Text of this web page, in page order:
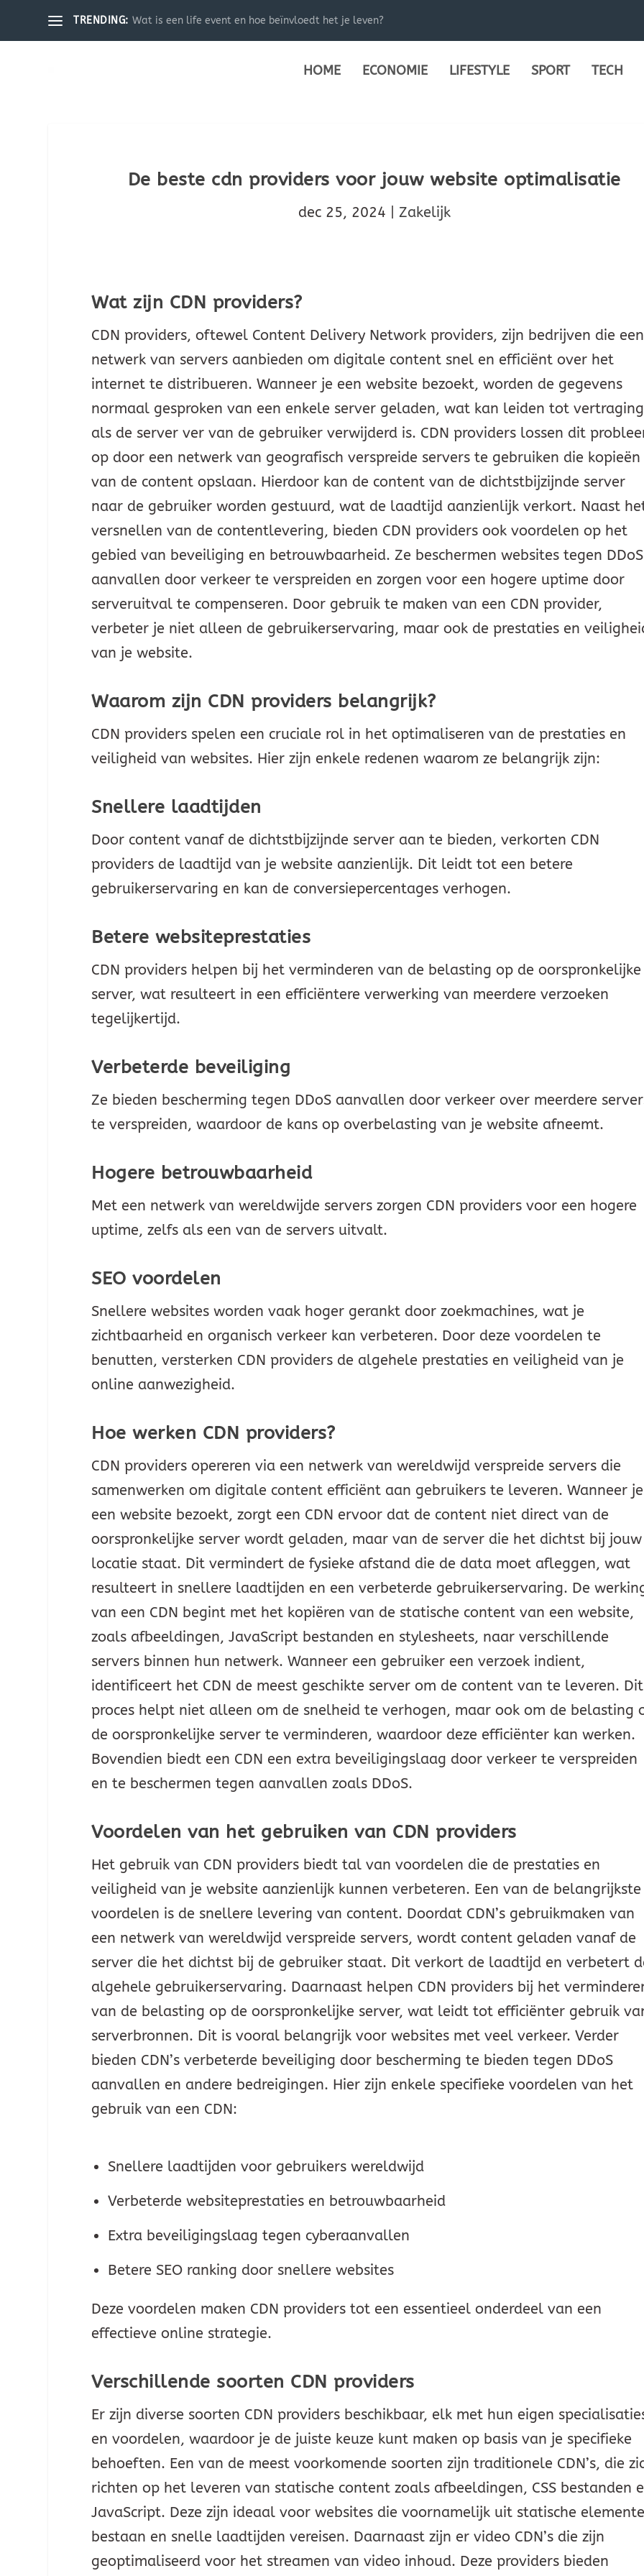
TRENDING: Wat is een life event en hoe beïnvloedt het je leven?
HOME ECONOMIE LIFESTYLE SPORT TECH
De beste cdn providers voor jouw website optimalisatie
dec 25, 2024 Zakelijk
Wat zijn CDN providers?
CDN providers, oftewel Content Delivery Network providers, zijn bedrijven die een
netwerk van servers aanbieden om digitale content snel en efficiënt over het
internet te distribueren. Wanneer je een website bezoekt, worden de gegevens
normaal gesproken van een enkele server geladen, wat kan leiden tot vertraging
als de server ver van de gebruiker verwijderd is. CDN providers lossen dit
op door een netwerk van geografisch verspreide servers te gebruiken die kopieën
van de content opslaan. Hierdoor kan de content van de dichtstbijzijnde server
naar de gebruiker worden gestuurd, wat de laadtijd aanzienlijk verkort. Naast
versnellen van de contentlevering, bieden CDN providers ook voordelen op het
gebied van beveiliging en betrouwbaarheid. Ze beschermen websites tegen DDoS
aanvallen door verkeer te verspreiden en zorgen voor een hogere uptime door
serveruitval te compenseren. Door gebruik te maken van een CDN provider,
verbeter je niet alleen de gebruikerservaring, maar ook de prestaties en
van je website.
Waarom zijn CDN providers belangrijk?
CDN providers spelen een cruciale rol in het optimaliseren van de prestaties en
veiligheid van websites. Hier zijn enkele redenen waarom ze belangrijk zijn:
Snellere laadtijden
Door content vanaf de dichtstbijzijnde server aan te bieden, verkorten CDN
providers de laadtijd van je website aanzienlijk. Dit leidt tot een betere
gebruikerservaring en kan de conversiepercentages verhogen.
Betere websiteprestaties
CDN providers helpen bij het verminderen van de belasting op de oorspronkelijke
server, wat resulteert in een efficiëntere verwerking van meerdere verzoeken
tegelijkertijd.
Verbeterde beveiliging
Ze bieden bescherming tegen DDoS aanvallen door verkeer over meerdere
te verspreiden, waardoor de kans op overbelasting van je website afneemt.
Hogere betrouwbaarheid
Met een netwerk van wereldwijde servers zorgen CDN providers voor een hogere
uptime, zelfs als een van de servers uitvalt.
SEO voordelen
Snellere websites worden vaak hoger gerankt door zoekmachines, wat je
zichtbaarheid en organisch verkeer kan verbeteren. Door deze voordelen te
benutten, versterken CDN providers de algehele prestaties en veiligheid van je
online aanwezigheid.
Hoe werken CDN providers?
CDN providers opereren via een netwerk van wereldwijd verspreide servers die
samenwerken om digitale content efficiënt aan gebruikers te leveren. Wanneer je
een website bezoekt, zorgt een CDN ervoor dat de content niet direct van de
oorspronkelijke server wordt geladen, maar van de server die het dichtst bij jouw
locatie staat. Dit vermindert de fysieke afstand die de data moet afleggen, wat
resulteert in snellere laadtijden en een verbeterde gebruikerservaring. De
van een CDN begint met het kopiëren van de statische content van een website,
zoals afbeeldingen, JavaScript bestanden en stylesheets, naar verschillende
servers binnen hun netwerk. Wanneer een gebruiker een verzoek indient,
identificeert het CDN de meest geschikte server om de content van te leveren. Dit
proces helpt niet alleen om de snelheid te verhogen, maar ook om de belasting
de oorspronkelijke server te verminderen, waardoor deze efficiënter kan werken.
Bovendien biedt een CDN een extra beveiligingslaag door verkeer te verspreiden
en te beschermen tegen aanvallen zoals DDoS.
Voordelen van het gebruiken van CDN providers
Het gebruik van CDN providers biedt tal van voordelen die de prestaties en
veiligheid van je website aanzienlijk kunnen verbeteren. Een van de belangrijkste
voordelen is de snellere levering van content. Doordat CDN’s gebruikmaken van
een netwerk van wereldwijd verspreide servers, wordt content geladen vanaf de
server die het dichtst bij de gebruiker staat. Dit verkort de laadtijd en verbetert
algehele gebruikerservaring. Daarnaast helpen CDN providers bij het
van de belasting op de oorspronkelijke server, wat leidt tot efficiënter gebruik
serverbronnen. Dit is vooral belangrijk voor websites met veel verkeer. Verder
bieden CDN’s verbeterde beveiliging door bescherming te bieden tegen DDoS
aanvallen en andere bedreigingen. Hier zijn enkele specifieke voordelen van het
gebruik van een CDN:
Snellere laadtijden voor gebruikers wereldwijd
Verbeterde websiteprestaties en betrouwbaarheid
Extra beveiligingslaag tegen cyberaanvallen
Betere SEO ranking door snellere websites
Deze voordelen maken CDN providers tot een essentieel onderdeel van een
effectieve online strategie.
Verschillende soorten CDN providers
Er zijn diverse soorten CDN providers beschikbaar, elk met hun eigen
en voordelen, waardoor je de juiste keuze kunt maken op basis van je specifieke
behoeften. Een van de meest voorkomende soorten zijn traditionele CDN’s, die
richten op het leveren van statische content zoals afbeeldingen, CSS bestanden
JavaScript. Deze zijn ideaal voor websites die voornamelijk uit statische
bestaan en snelle laadtijden vereisen. Daarnaast zijn er video CDN’s die zijn
geoptimaliseerd voor het streamen van video inhoud. Deze providers bieden